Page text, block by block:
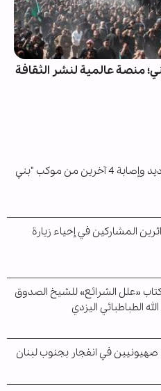
منصة عالمية لنشر الثقافة
وفاة 4 رواديد وإصابة 4 آخرين من موكب "بني
المشاركين في إحياء زيارة
«علل الشرائع» للشيخ الصدوق
الطباطبائي اليزدي
في انفجار بجنوب لبنان